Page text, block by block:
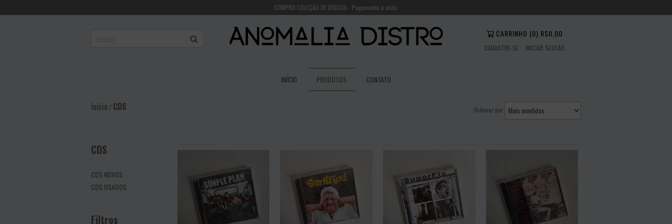
COMPRO COLEÇÃO DE DISCOS - Pagamento a vista.
CARRINHO (0) R$0,00
CADASTRE-SE INICIAR SESSÃO
INÍCIO PRODUTOS CONTATO
Início/CDS Ordenar por
CDS
CDS NOVOS
CDS USADOS
Filtros